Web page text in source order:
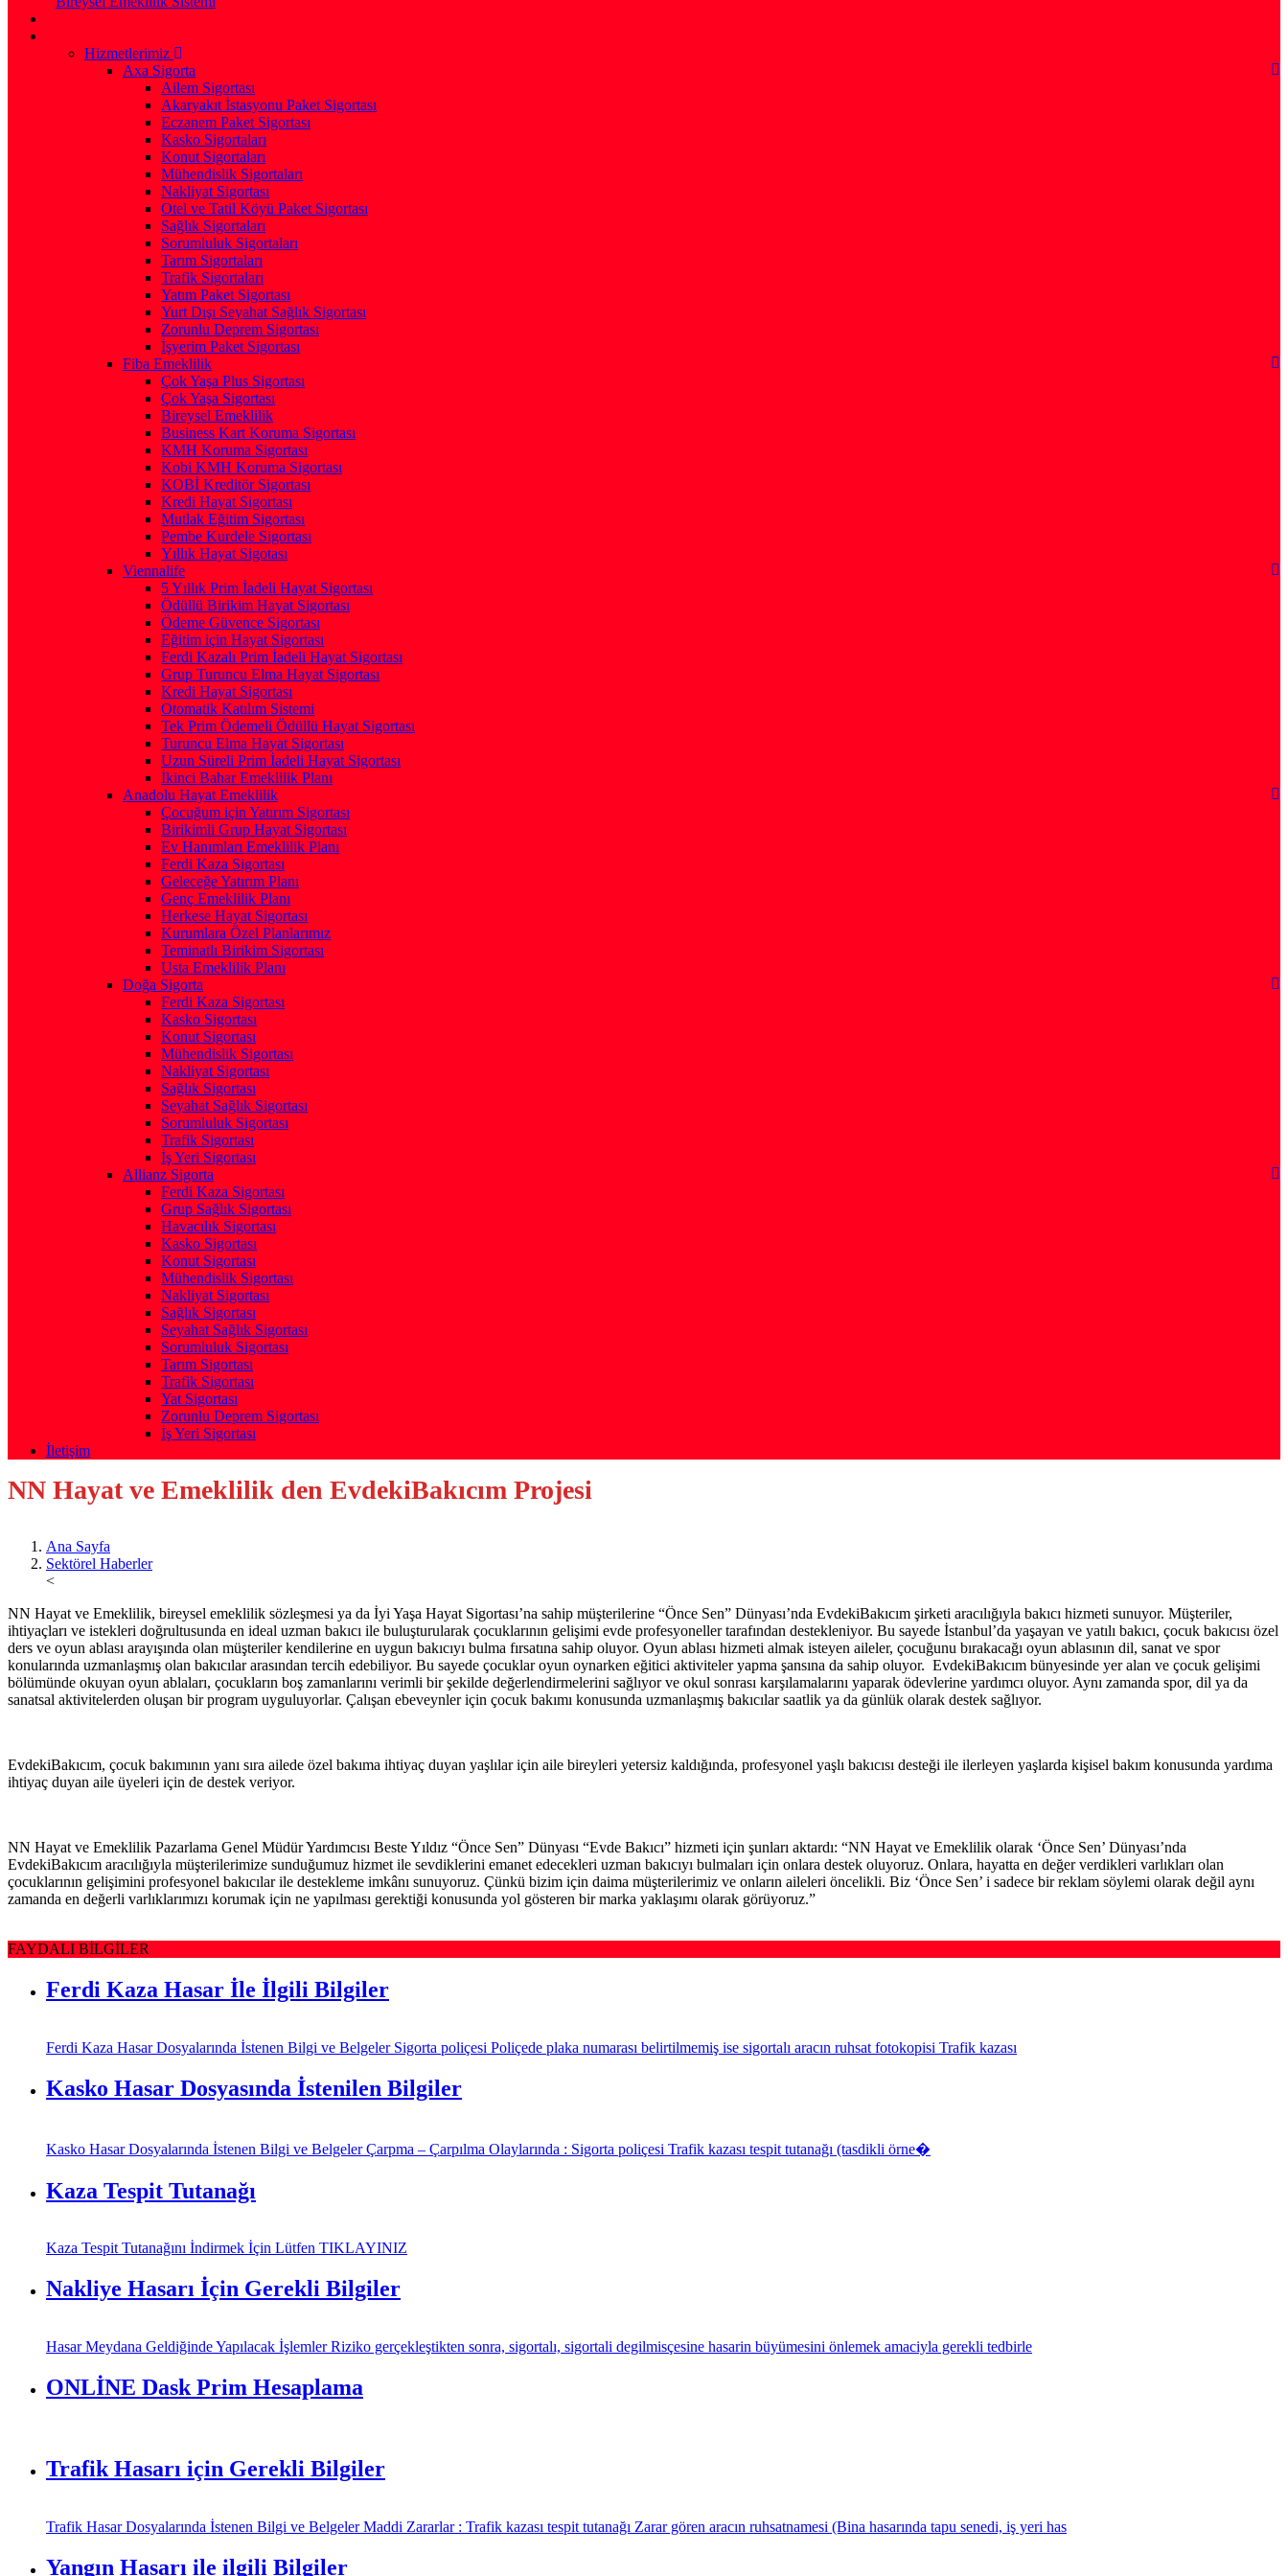
Hizmetlerimiz
Axa Sigorta
Ailem Sigortası
Akaryakıt İstasyonu Paket Sigortası
Eczanem Paket Sigortası
Kasko Sigortaları
Konut Sigortaları
Mühendislik Sigortaları
Nakliyat Sigortası
Otel ve Tatil Köyü Paket Sigortası
Sağlık Sigortaları
Sorumluluk Sigortaları
Tarım Sigortaları
Trafik Sigortaları
Yatım Paket Sigortası
Yurt Dışı Seyahat Sağlık Sigortası
Zorunlu Deprem Sigortası
İşyerim Paket Sigortası
Fiba Emeklilik
Çok Yaşa Plus Sigortası
Çok Yaşa Sigortası
Bireysel Emeklilik
Business Kart Koruma Sigortası
KMH Koruma Sigortası
Kobi KMH Koruma Sigortası
KOBİ Kreditör Sigortası
Kredi Hayat Sigortası
Mutlak Eğitim Sigortası
Pembe Kurdele Sigortası
Yıllık Hayat Sigotası
Viennalife
5 Yıllık Prim İadeli Hayat Sigortası
Ödüllü Birikim Hayat Sigortası
Ödeme Güvence Sigortası
Eğitim için Hayat Sigortası
Ferdi Kazalı Prim İadeli Hayat Sigortası
Grup Turuncu Elma Hayat Sigortası
Kredi Hayat Sigortası
Otomatik Katılım Sistemi
Tek Prim Ödemeli Ödüllü Hayat Sigortası
Turuncu Elma Hayat Sigortası
Uzun Süreli Prim İadeli Hayat Sigortası
İkinci Bahar Emeklilik Planı
Anadolu Hayat Emeklilik
Çocuğum için Yatırım Sigortası
Birikimli Grup Hayat Sigortası
Ev Hanımları Emeklilik Planı
Ferdi Kaza Sigortası
Geleceğe Yatırım Planı
Genç Emeklilik Planı
Herkese Hayat Sigortası
Kurumlara Özel Planlarımız
Teminatlı Birikim Sigortası
Usta Emeklilik Planı
Doğa Sigorta
Ferdi Kaza Sigortası
Kasko Sigortası
Konut Sigortası
Mühendislik Sigortası
Nakliyat Sigortası
Sağlık Sigortası
Seyahat Sağlık Sigortası
Sorumluluk Sigortası
Trafik Sigortası
İş Yeri Sigortası
Allianz Sigorta
Ferdi Kaza Sigortası
Grup Sağlık Sigortası
Havacılık Sigortası
Kasko Sigortası
Konut Sigortası
Mühendislik Sigortası
Nakliyat Sigortası
Sağlık Sigortası
Seyahat Sağlık Sigortası
Sorumluluk Sigortası
Tarım Sigortası
Trafik Sigortası
Yat Sigortası
Zorunlu Deprem Sigortası
İş Yeri Sigortası
İletişim
NN Hayat ve Emeklilik den EvdekiBakıcım Projesi
Ana Sayfa
Sektörel Haberler
<
NN Hayat ve Emeklilik, bireysel emeklilik sözleşmesi ya da İyi Yaşa Hayat Sigortası’na sahip müşterilerine “Önce Sen” Dünyası’nda EvdekiBakıcım şirketi aracılığıyla bakıcı hizmeti sunuyor. Müşteriler,
ihtiyaçları ve istekleri doğrultusunda en ideal uzman bakıcı ile buluşturularak çocuklarının gelişimi evde profesyoneller tarafından destekleniyor. Bu sayede İstanbul’da yaşayan ve yatılı bakıcı, çocuk bakıcısı özel
ders ve oyun ablası arayışında olan müşteriler kendilerine en uygun bakıcıyı bulma fırsatına sahip oluyor. Oyun ablası hizmeti almak isteyen aileler, çocuğunu bırakacağı oyun ablasının dil, sanat ve spor
konularında uzmanlaşmış olan bakıcılar arasından tercih edebiliyor. Bu sayede çocuklar oyun oynarken eğitici aktiviteler yapma şansına da sahip oluyor. EvdekiBakıcım bünyesinde yer alan ve çocuk gelişimi
bölümünde okuyan oyun ablaları, çocukların boş zamanlarını verimli bir şekilde değerlendirmelerini sağlıyor ve okul sonrası karşılamalarını yaparak ödevlerine yardımcı oluyor. Aynı zamanda spor, dil ya da
sanatsal aktivitelerden oluşan bir program uyguluyorlar. Çalışan ebeveynler için çocuk bakımı konusunda uzmanlaşmış bakıcılar saatlik ya da günlük olarak destek sağlıyor.
EvdekiBakıcım, çocuk bakımının yanı sıra ailede özel bakıma ihtiyaç duyan yaşlılar için aile bireyleri yetersiz kaldığında, profesyonel yaşlı bakıcısı desteği ile ilerleyen yaşlarda kişisel bakım konusunda yardıma
ihtiyaç duyan aile üyeleri için de destek veriyor.
NN Hayat ve Emeklilik Pazarlama Genel Müdür Yardımcısı Beste Yıldız “Önce Sen” Dünyası “Evde Bakıcı” hizmeti için şunları aktardı: “NN Hayat ve Emeklilik olarak ‘Önce Sen’ Dünyası’nda
EvdekiBakıcım aracılığıyla müşterilerimize sunduğumuz hizmet ile sevdiklerini emanet edecekleri uzman bakıcıyı bulmaları için onlara destek oluyoruz. Onlara, hayatta en değer verdikleri varlıkları olan
çocuklarının gelişimini profesyonel bakıcılar ile destekleme imkânı sunuyoruz. Çünkü bizim için daima müşterilerimiz ve onların aileleri öncelikli. Biz ‘Önce Sen’ i sadece bir reklam söylemi olarak değil aynı
zamanda en değerli varlıklarımızı korumak için ne yapılması gerektiği konusunda yol gösteren bir marka yaklaşımı olarak görüyoruz.”
FAYDALI BİLGİLER
Ferdi Kaza Hasar İle İlgili Bilgiler
Ferdi Kaza Hasar Dosyalarında İstenen Bilgi ve Belgeler Sigorta poliçesi Poliçede plaka numarası belirtilmemiş ise sigortalı aracın ruhsat fotokopisi Trafik kazası
Kasko Hasar Dosyasında İstenilen Bilgiler
Kasko Hasar Dosyalarında İstenen Bilgi ve Belgeler Çarpma – Çarpılma Olaylarında : Sigorta poliçesi Trafik kazası tespit tutanağı (tasdikli örne�
Kaza Tespit Tutanağı
Kaza Tespit Tutanağını İndirmek İçin Lütfen TIKLAYINIZ
Nakliye Hasarı İçin Gerekli Bilgiler
Hasar Meydana Geldiğinde Yapılacak İşlemler Riziko gerçekleştikten sonra, sigortalı, sigortali degilmisçesine hasarin büyümesini önlemek amaciyla gerekli tedbirle
ONLİNE Dask Prim Hesaplama
Trafik Hasarı için Gerekli Bilgiler
Trafik Hasar Dosyalarında İstenen Bilgi ve Belgeler Maddi Zararlar : Trafik kazası tespit tutanağı Zarar gören aracın ruhsatnamesi (Bina hasarında tapu senedi, iş yeri has
Yangın Hasarı ile ilgili Bilgiler